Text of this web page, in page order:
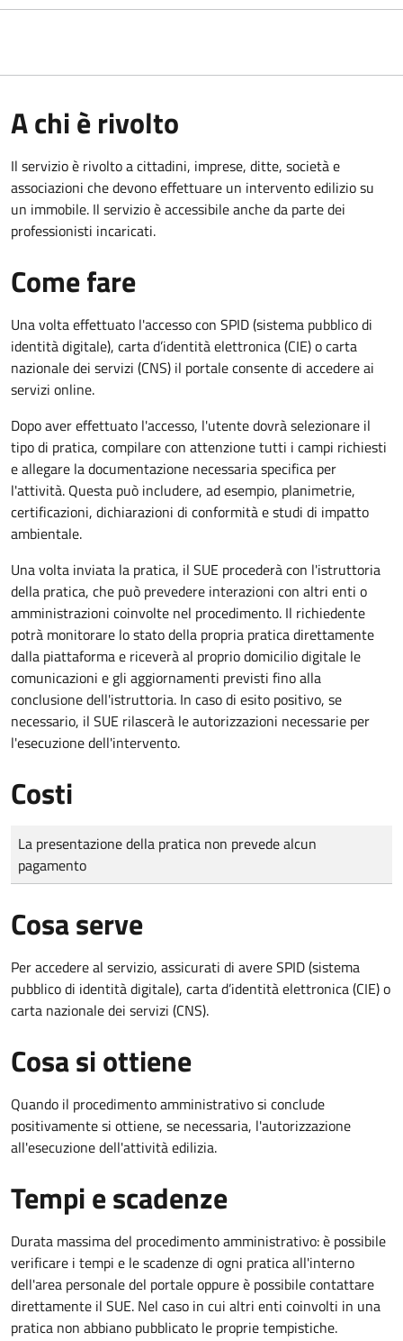
A chi è rivolto
Il servizio è rivolto a cittadini, imprese, ditte, società e
associazioni che devono effettuare un intervento edilizio su
un immobile. Il servizio è accessibile anche da parte dei
professionisti incaricati.
Come fare
Una volta effettuato l'accesso con SPID (sistema pubblico di
identità digitale), carta d’identità elettronica (CIE) o carta
nazionale dei servizi (CNS) il portale consente di accedere ai
servizi online.
Dopo aver effettuato l'accesso, l'utente dovrà selezionare il
tipo di pratica, compilare con attenzione tutti i campi richiesti
e allegare la documentazione necessaria specifica per
l'attività. Questa può includere, ad esempio, planimetrie,
certificazioni, dichiarazioni di conformità e studi di impatto
ambientale.
Una volta inviata la pratica, il SUE procederà con l'istruttoria
della pratica, che può prevedere interazioni con altri enti o
amministrazioni coinvolte nel procedimento. Il richiedente
potrà monitorare lo stato della propria pratica direttamente
dalla piattaforma e riceverà al proprio domicilio digitale le
comunicazioni e gli aggiornamenti previsti fino alla
conclusione dell'istruttoria. In caso di esito positivo, se
necessario, il SUE rilascerà le autorizzazioni necessarie per
l'esecuzione dell'intervento.
Costi
Tipo di pagamento
Importo
La presentazione della pratica non prevede alcun
pagamento
Cosa serve
Per accedere al servizio, assicurati di avere SPID (sistema
pubblico di identità digitale), carta d’identità elettronica (CIE) o
carta nazionale dei servizi (CNS).
Cosa si ottiene
Quando il procedimento amministrativo si conclude
positivamente si ottiene, se necessaria, l'autorizzazione
all'esecuzione dell'attività edilizia.
Tempi e scadenze
Durata massima del procedimento amministrativo: è possibile
verificare i tempi e le scadenze di ogni pratica all'interno
dell'area personale del portale oppure è possibile contattare
direttamente il SUE. Nel caso in cui altri enti coinvolti in una
pratica non abbiano pubblicato le proprie tempistiche.